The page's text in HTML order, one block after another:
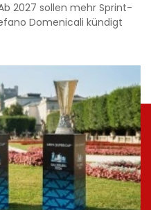
2027 sollen mehr Sprint-
Domenicali kündigt